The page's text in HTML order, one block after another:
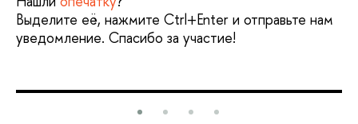
Выделите её, нажмите Ctrl+Enter и отправьте нам
уведомление. Спасибо за участие!